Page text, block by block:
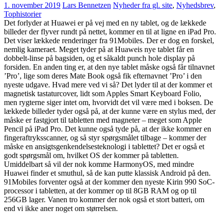
1. november 2019 Lars Bennetzen Nyheder fra gl. site, Nyhedsbrev,
Tophistorier
Det forlyder at Huawei er på vej med en ny tablet, og de lækkede
billeder der flyver rundt på nettet, kommer en til at ligne en iPad Pro.
Det viser lækkede renderinger fra 91Mobiles. Der er dog en forskel,
nemlig kameraet. Meget tyder på at Huaweis nye tablet får en
dobbelt-linse på bagsiden, og et såkaldt punch hole display på
forsiden. En anden ting er, at den nye tablet måske også får tilnavnet
’Pro’, lige som deres Mate Book også fik efternavnet ’Pro’ i den
nyeste udgave. Hvad mere ved vi så? Det lyder til at der kommer et
magnetisk tastaturcover, lidt som Apples Smart Keyboard Folio,
men rygterne siger intet om, hvorvidt det vil være med i boksen. De
lækkede billeder tyder også på, at der kunne være en stylus med, der
måske er fastgjort til tabletten med magneter – meget som Apple
Pencil på iPad Pro. Det kunne også tyde på, at der ikke kommer en
fingeraftryksscanner, og så styr spørgsmålet tilbage – kommer der
måske en ansigtsgenkendelsesteknologi i tablettet? Det er også et
godt spørgsmål om, hvilket OS der kommer på tabletten.
Umiddelbart så vil der nok komme HarmonyOS, med mindre
Huawei finder et smuthul, så de kan putte klassisk Android på den.
91Mobiles forventer også at der kommer den nyeste Kirin 990 SoC-
processor i tabletten, at der kommer op til 8GB RAM og op til
256GB lager. Vanen tro kommer der nok også et stort batteri, om
end vi ikke aner noget om størrelsen.